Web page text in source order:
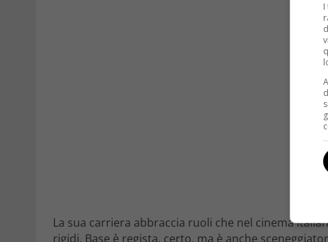
La sua carriera abbraccia ruoli che nel cinema
rigidi. Base è regista, certo, ma è anche